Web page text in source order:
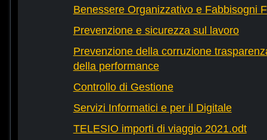
Benessere Organizzativo e Fabbisogni
Prevenzione e sicurezza sul lavoro
Prevenzione della corruzione
della performance
Controllo di Gestione
Servizi Informatici e per il Digitale
TELESIO importi di viaggio 2021.odt